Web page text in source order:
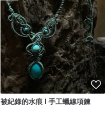
被紀錄的水痕 l 手工蠟線項鍊